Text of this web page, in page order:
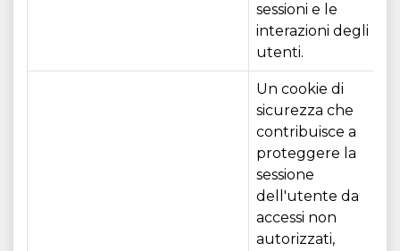
sessioni e le
interazioni degli
utenti.
Un cookie di
sicurezza che
contribuisce a
proteggere la
sessione
dell'utente da
accessi non
autorizzati,